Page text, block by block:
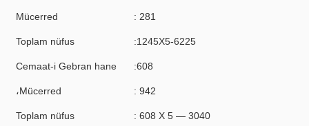
Mücerred : 281
Toplam nüfus :1245X5-6225
Cemaat-i Gebran hane :608
،Mücerred : 942
Toplam nüfus : 608 X 5 — 3040